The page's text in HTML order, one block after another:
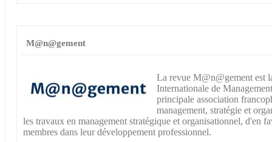
M@n@gement
La revue M@n@gement est
Internationale de
principale association
management, stratégie et
les travaux en management stratégique et organisationnel, d'en
membres dans leur développement professionnel.